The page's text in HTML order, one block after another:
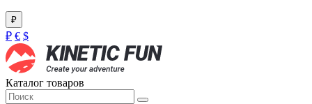
₽
₽ € $
Каталог товаров